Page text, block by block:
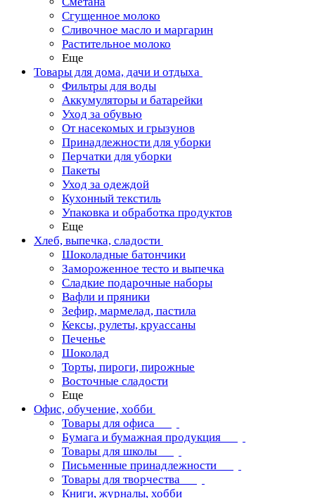
Сгущенное молоко
Сливочное масло и маргарин
Растительное молоко
Еще
Товары для дома, дачи и отдыха
Фильтры для воды
Аккумуляторы и батарейки
Уход за обувью
От насекомых и грызунов
Принадлежности для уборки
Перчатки для уборки
Пакеты
Уход за одеждой
Кухонный текстиль
Упаковка и обработка продуктов
Еще
Хлеб, выпечка, сладости
Шоколадные батончики
Замороженное тесто и выпечка
Сладкие подарочные наборы
Вафли и пряники
Зефир, мармелад, пастила
Кексы, рулеты, круассаны
Печенье
Шоколад
Торты, пироги, пирожные
Восточные сладости
Еще
Офис, обучение, хобби
Товары для офиса
Бумага и бумажная продукция
Товары для школы
Письменные принадлежности
Товары для творчества
Книги, журналы, хобби